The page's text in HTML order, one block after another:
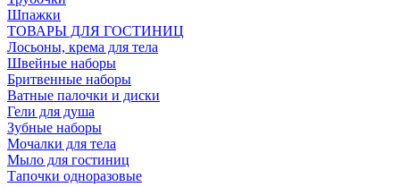
Шпажки
ТОВАРЫ ДЛЯ ГОСТИНИЦ
Лосьоны, крема для тела
Швейные наборы
Бритвенные наборы
Ватные палочки и диски
Гели для душа
Зубные наборы
Мочалки для тела
Мыло для гостиниц
Тапочки одноразовые